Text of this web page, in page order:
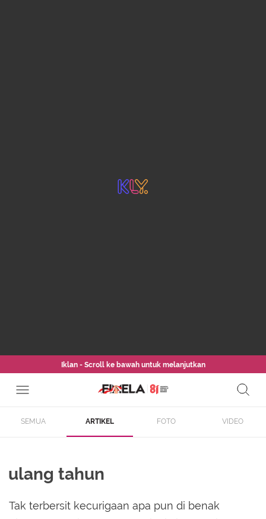
Iklan - Scroll ke bawah untuk melanjutkan
SEMUA ARTIKEL FOTO VIDEO
ulang tahun
Tak terbersit kecurigaan apa pun di benak